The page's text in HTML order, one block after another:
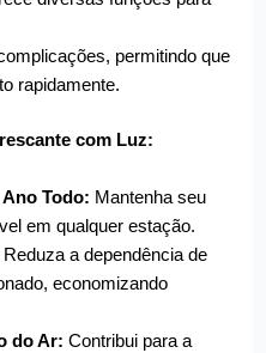
permitindo que
rapidamente.
com Luz:
Todo: Mantenha seu
em qualquer estação.
Reduza a dependência de
economizando
do Ar: Contribui para a